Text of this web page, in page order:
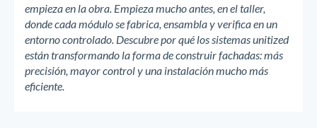
Somos profesionales del mundo de la fachada
Nombre*
empieza en la obra. Empieza mucho antes, en el taller,
donde cada módulo se fabrica, ensambla y verifica en un
entorno controlado. Descubre por qué los sistemas unitized
están transformando la forma de construir fachadas: más
precisión, mayor control y una instalación mucho más
eficiente.